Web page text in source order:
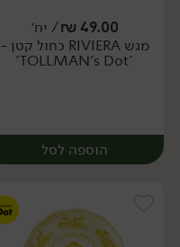
יח׳
49.00
₪/ יח׳
מגש RIVIERA כחול קטן -
'TOLLMAN's Dot'
הוספה לסל